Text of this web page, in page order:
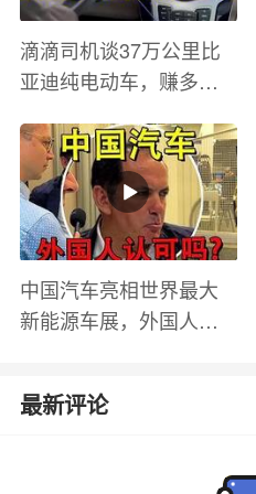
滴滴司机谈37万公里比
亚迪纯电动车，赚多少
有哪些？
中国汽车亮相世界最大
新能源车展，外国人怎
最新评论